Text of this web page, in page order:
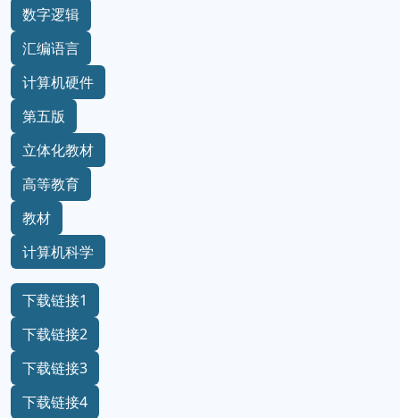
数字逻辑
汇编语言
计算机硬件
第五版
立体化教材
高等教育
教材
计算机科学
下载链接1
下载链接2
下载链接3
下载链接4